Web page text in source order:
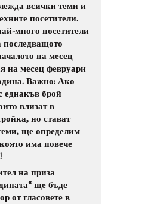
всички теми и
посетители.
много посетители
последващото
на месец
на месец февруари
Важно: Ако
еднакъв брой
влизат в
но стават
ще определим
има повече
на приза
ще бъде
от гласовете в